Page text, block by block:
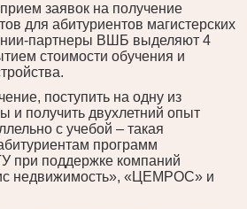
заявок на получение
для абитуриентов магистерских
партнеры ВШБ выделяют 4
стоимости обучения и
поступить на одну из
и получить двухлетний опыт
с учебой – такая
программ
при поддержке компаний
недвижимость», «ЦЕМРОС» и